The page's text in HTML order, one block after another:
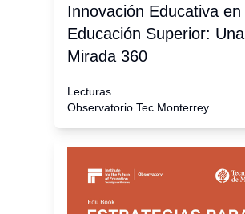
Innovación Educativa en
Educación Superior: Una
Mirada 360
Lecturas
Observatorio Tec Monterrey